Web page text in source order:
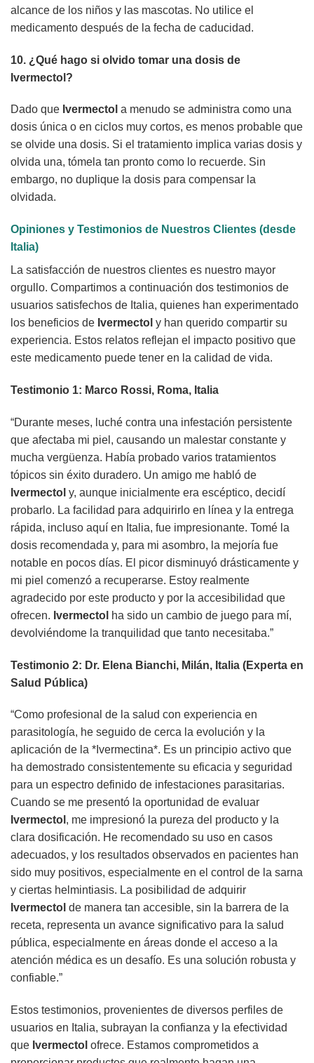
alcance de los niños y las mascotas. No utilice el
medicamento después de la fecha de caducidad.
10. ¿Qué hago si olvido tomar una dosis de
Ivermectol ?
Dado que Ivermectol a menudo se administra como una
dosis única o en ciclos muy cortos, es menos probable que
se olvide una dosis. Si el tratamiento implica varias dosis y
olvida una, tómela tan pronto como lo recuerde. Sin
embargo, no duplique la dosis para compensar la
olvidada.
Opiniones y Testimonios de Nuestros Clientes (desde
Italia)
La satisfacción de nuestros clientes es nuestro mayor
orgullo. Compartimos a continuación dos testimonios de
usuarios satisfechos de Italia, quienes han experimentado
los beneficios de Ivermectol y han querido compartir su
experiencia. Estos relatos reflejan el impacto positivo que
este medicamento puede tener en la calidad de vida.
Testimonio 1: Marco Rossi, Roma, Italia
“Durante meses, luché contra una infestación persistente
que afectaba mi piel, causando un malestar constante y
mucha vergüenza. Había probado varios tratamientos
tópicos sin éxito duradero. Un amigo me habló de
Ivermectol y, aunque inicialmente era escéptico, decidí
probarlo. La facilidad para adquirirlo en línea y la entrega
rápida, incluso aquí en Italia, fue impresionante. Tomé la
dosis recomendada y, para mi asombro, la mejoría fue
notable en pocos días. El picor disminuyó drásticamente y
mi piel comenzó a recuperarse. Estoy realmente
agradecido por este producto y por la accesibilidad que
ofrecen. Ivermectol ha sido un cambio de juego para mí,
devolviéndome la tranquilidad que tanto necesitaba.”
Testimonio 2: Dr. Elena Bianchi, Milán, Italia (Experta en
Salud Pública)
“Como profesional de la salud con experiencia en
parasitología, he seguido de cerca la evolución y la
aplicación de la *Ivermectina*. Es un principio activo que
ha demostrado consistentemente su eficacia y seguridad
para un espectro definido de infestaciones parasitarias.
Cuando se me presentó la oportunidad de evaluar
Ivermectol , me impresionó la pureza del producto y la
clara dosificación. He recomendado su uso en casos
adecuados, y los resultados observados en pacientes han
sido muy positivos, especialmente en el control de la sarna
y ciertas helmintiasis. La posibilidad de adquirir
Ivermectol de manera tan accesible, sin la barrera de la
receta, representa un avance significativo para la salud
pública, especialmente en áreas donde el acceso a la
atención médica es un desafío. Es una solución robusta y
confiable.”
Estos testimonios, provenientes de diversos perfiles de
usuarios en Italia, subrayan la confianza y la efectividad
que Ivermectol ofrece. Estamos comprometidos a